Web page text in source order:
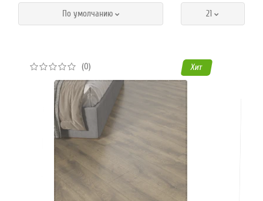
21
По умолчанию
(0) Хит